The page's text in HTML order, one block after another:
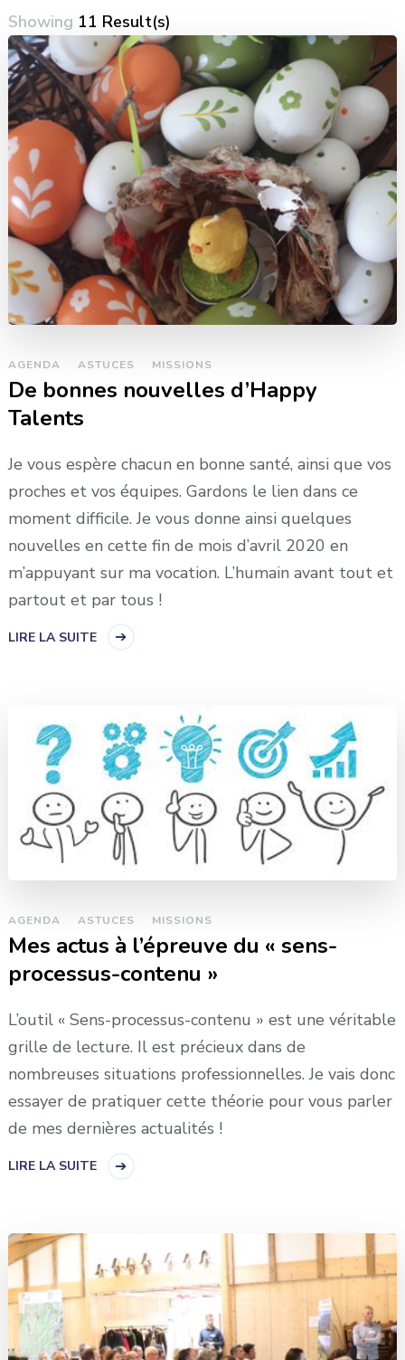
Showing 11 Result(s)
AGENDA ASTUCES MISSIONS
De bonnes nouvelles d’Happy
Talents
Je vous espère chacun en bonne santé, ainsi que vos
proches et vos équipes. Gardons le lien dans ce
moment difficile. Je vous donne ainsi quelques
nouvelles en cette fin de mois d’avril 2020 en
m’appuyant sur ma vocation. L’humain avant tout et
partout et par tous !
LIRE LA SUITE
AGENDA ASTUCES MISSIONS
Mes actus à l’épreuve du « sens-
processus-contenu »
L’outil « Sens-processus-contenu » est une véritable
grille de lecture. Il est précieux dans de
nombreuses situations professionnelles. Je vais donc
essayer de pratiquer cette théorie pour vous parler
de mes dernières actualités !
LIRE LA SUITE